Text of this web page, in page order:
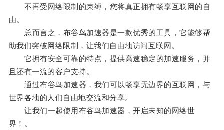
不再受网络限制的束缚，您将真正拥有畅享互联网的自
由。
总而言之，布谷鸟加速器是一款优秀的工具，它能够帮
助我们突破网络限制，让我们自由地访问互联网。
它拥有安全可靠的特点，提供高速稳定的加速服务，并
且还有一流的客户支持。
通过布谷鸟加速器，我们可以畅享无边界的互联网，与
世界各地的人们自由地交流和分享。
让我们一起使用布谷鸟加速器，开启未知的网络世
界！。